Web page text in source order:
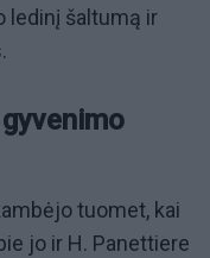
ledinį šaltumą ir
tuomet, kai
jo ir H. Panettiere